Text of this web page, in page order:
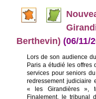
Berthevin) (06/11/
Lors de son audience
Paris a étudié les offres
services pour seniors
redressement judiciaire
« les Girandières »,
Finalement, le tribunal